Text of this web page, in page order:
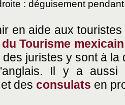
: déguisement
en aide aux
Tourisme
des juristes y sont à
Il y a
des consulats en